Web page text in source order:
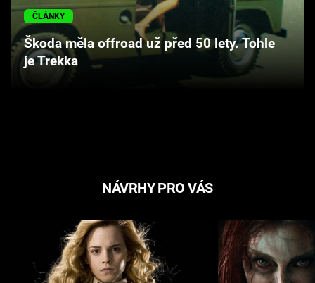
Cool Esport
Pořady
ČLÁNKY
Škoda měla offroad už před 50 lety. Tohle
je Trekka
NÁVRHY PRO VÁS